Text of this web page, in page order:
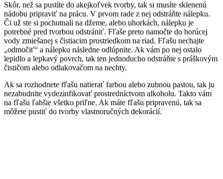
Skôr, než sa pustíte do akejkoľvek tvorby, tak si musíte sklenenú
nádobu pripraviť na prácu. V prvom rade z nej odstráňte nálepku.
Či už ste si pochutnali na džeme, alebo uhorkách, nálepku je
potrebné pred tvorbou odstrániť. Fľaše preto namočte do horúcej
vody zmiešanej s čistiacim prostriedkom na riad. Fľašu nechajte
„odmočiť“ a nálepku následne odlúpnite. Ak vám po nej ostalo
lepidlo a lepkavý povrch, tak ten jednoducho odstráňte s práškovým
čističom alebo odlakovačom na nechty.
Ak sa rozhodnete fľašu natierať farbou alebo zubnou pastou, tak ju
nezabudnite vydezinfikovať prostredníctvom alkoholu. Takto vám
na fľašu ľahšie všetko priľne. Ak máte fľašu pripravenú, tak sa
môžete pustiť do tvorby vlastnoručných dekorácií.